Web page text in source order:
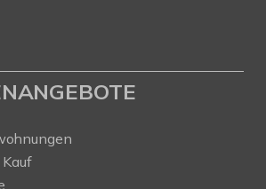
Kauf